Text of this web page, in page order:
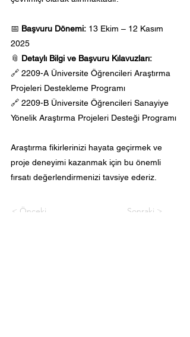
📅 Başvuru Dönemi: 13 Ekim – 12 Kasım
2025
📎 Detaylı Bilgi ve Başvuru Kılavuzları:
🔗 2209-A Üniversite Öğrencileri Araştırma
Projeleri Destekleme Programı
🔗 2209-B Üniversite Öğrencileri Sanayiye
Yönelik Araştırma Projeleri Desteği Programı
Araştırma fikirlerinizi hayata geçirmek ve
proje deneyimi kazanmak için bu önemli
fırsatı değerlendirmenizi tavsiye ederiz.
< Önceki Sonraki >